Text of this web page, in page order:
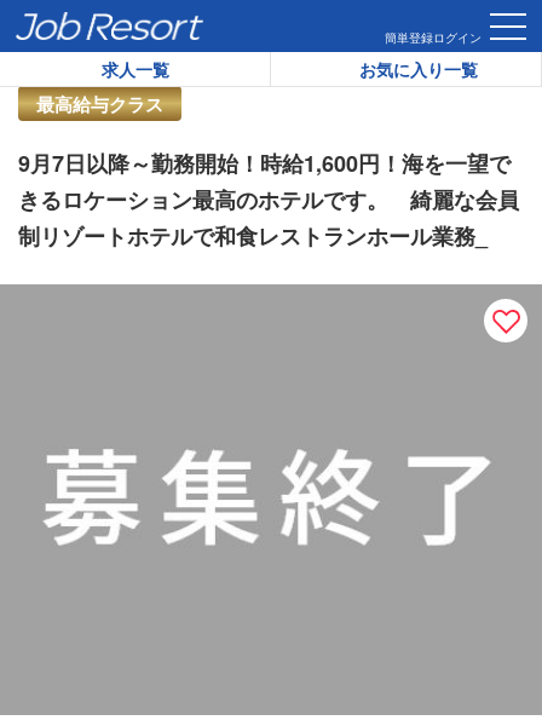
簡単登録ログイン
求人一覧 お気に入り一覧
HOME 求人一覧 9月7日以降～勤務開始！時給1,600円！海
最高給与クラス
リゾートバイト求人番号：
9月7日以降～勤務開始！時給1,600円！海を一望で
きるロケーション最高のホテルです。 綺麗な会員
制リゾートホテルで和食レストランホール業務_